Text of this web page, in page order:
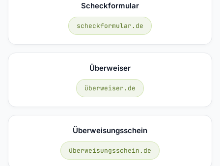
Scheckformular
scheckformular.de
Überweiser
überweiser.de
Überweisungsschein
überweisungsschein.de